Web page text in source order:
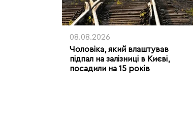
08.08.2026
Чоловіка, який влаштував
підпал на залізниці в Києві,
посадили на 15 років